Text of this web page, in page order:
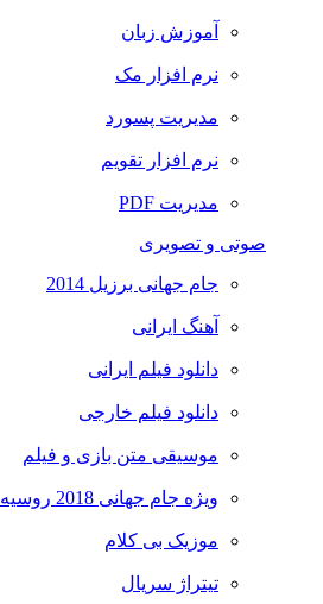
آموزش زبان
نرم افزار مک
مدیریت پسورد
نرم افزار تقویم
مدیریت PDF
صوتی و تصویری
جام جهانی برزیل 2014
آهنگ ایرانی
دانلود فیلم ایرانی
دانلود فیلم خارجی
موسیقی متن بازی و فیلم
ویژه جام جهانی 2018 روسیه
موزیک بی کلام
تیتراژ سریال